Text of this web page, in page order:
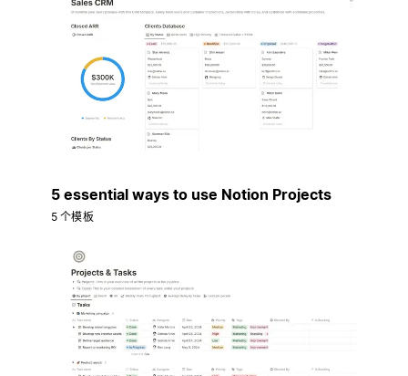
5 essential ways to use Notion Projects
5 个模板